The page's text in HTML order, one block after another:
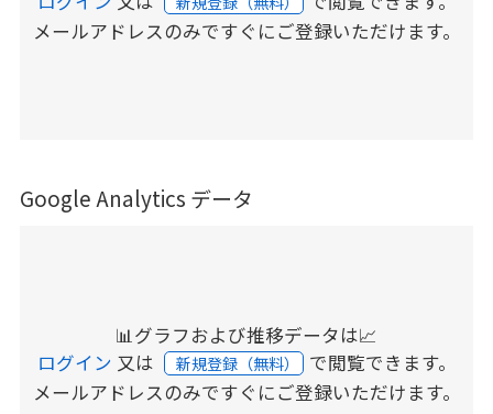
メールアドレスのみですぐにご登録いただけます。
Google Analytics データ
📊グラフおよび推移データは📈
ログイン 又は 新規登録（無料） で閲覧できます。
メールアドレスのみですぐにご登録いただけます。